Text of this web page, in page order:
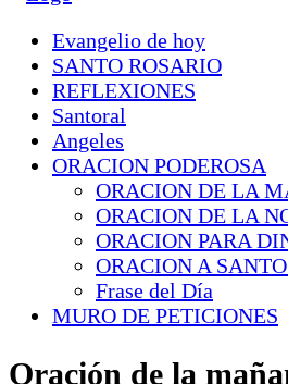
Evangelio de hoy
SANTO ROSARIO
REFLEXIONES
Santoral
Angeles
ORACION PODEROSA
ORACION DE LA
ORACION DE LA
ORACION PARA
ORACION A
Frase del Día
MURO DE PETICIONES
Oración de la